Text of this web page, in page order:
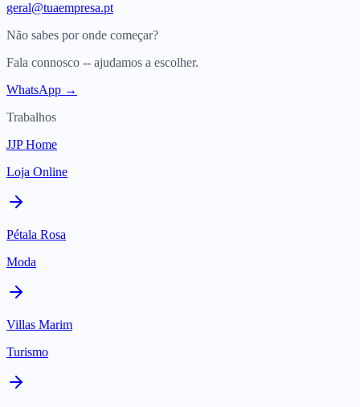
geral@tuaempresa.pt
Não sabes por onde começar?
Fala connosco -- ajudamos a escolher.
WhatsApp →
Trabalhos
JJP Home
Loja Online
Pétala Rosa
Moda
Villas Marim
Turismo